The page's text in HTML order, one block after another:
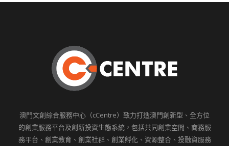
澳門文創綜合服務中心（cCentre）致力打造澳門創新型、全方位
的創業服務平台及創新投資生態系統，包括共同創業空間、商務服
務平台、創業教育、創業社群、創業孵化、資源整合、投融資服務